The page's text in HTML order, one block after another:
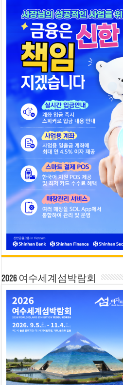
2026 여수세계섬박람회